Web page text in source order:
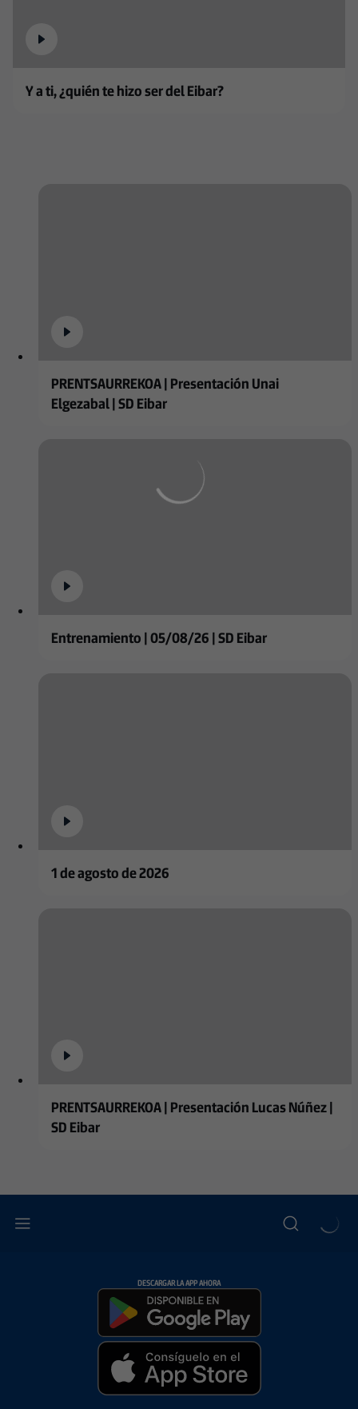
Y a ti, ¿quién te hizo ser del Eibar?
PRENTSAURREKOA | Presentación Unai
Elgezabal | SD Eibar
Entrenamiento | 05/08/26 | SD Eibar
1 de agosto de 2026
PRENTSAURREKOA | Presentación Lucas Núñez |
SD Eibar
DESCARGAR LA APP AHORA